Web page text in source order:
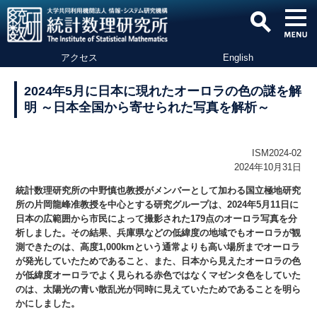
アクセス English
2024年5月に日本に現れたオーロラの色の謎を解
明 ～日本全国から寄せられた写真を解析～
ISM2024-02
2024年10月31日
統計数理研究所の中野慎也教授がメンバーとして加わる国立極地研究
所の片岡龍峰准教授を中心とする研究グループは、2024年5月11日に
日本の広範囲から市民によって撮影された179点のオーロラ写真を分
析しました。その結果、兵庫県などの低緯度の地域でもオーロラが観
測できたのは、高度1,000kmという通常よりも高い場所までオーロラ
が発光していたためであること、また、日本から見えたオーロラの色
が低緯度オーロラでよく見られる赤色ではなくマゼンタ色をしていた
のは、太陽光の青い散乱光が同時に見えていたためであることを明ら
かにしました。